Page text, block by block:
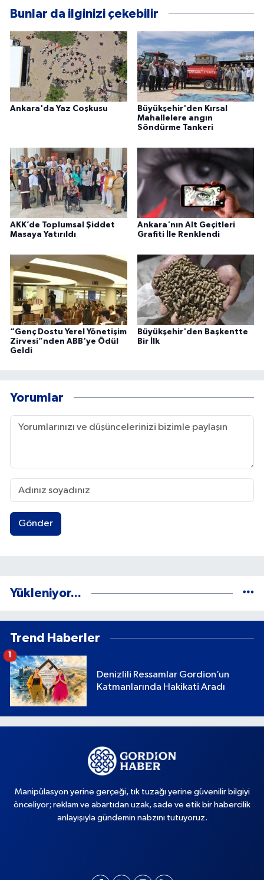
Bunlar da ilginizi çekebilir
Ankara'da Yaz Coşkusu
Büyükşehir'den Kırsal
Mahallelere angın
Söndürme Tankeri
AKK’de Toplumsal Şiddet
Masaya Yatırıldı
Ankara'nın Alt Geçitleri
Grafiti İle Renklendi
“Genç Dostu Yerel Yönetişim
Zirvesi”nden ABB'ye Ödül
Geldi
Büyükşehir'den Başkentte
Bir İlk
Yorumlar
Gönder
Yükleniyor...
Trend Haberler
Denizlili Ressamlar Gordion’un
Katmanlarında Hakikati Aradı
1
Manipülasyon yerine gerçeği, tık tuzağı yerine güvenilir bilgiyi
önceliyor; reklam ve abartıdan uzak, sade ve etik bir habercilik
anlayışıyla gündemin nabzını tutuyoruz.